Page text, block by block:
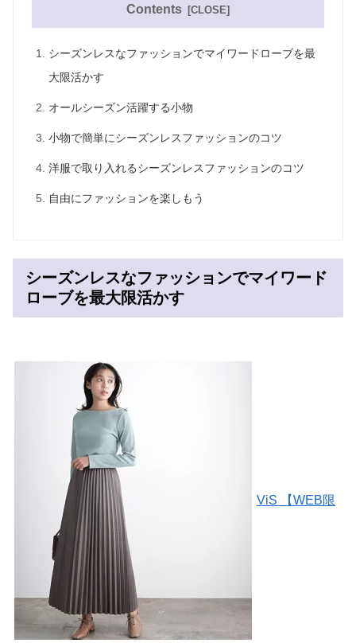
Contents
シーズンレスなファッションでマイワードローブを最
大限活かす
オールシーズン活躍する小物
小物で簡単にシーズンレスファッションのコツ
洋服で取り入れるシーズンレスファッションのコツ
自由にファッションを楽しもう
シーズンレスなファッションでマイワード
ローブを最大限活かす
ViS 【WEB限